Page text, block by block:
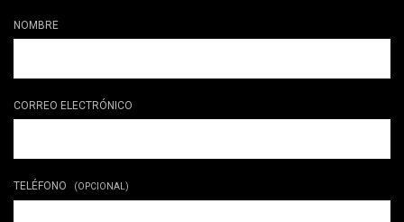
NOMBRE
CORREO ELECTRÓNICO
TELÉFONO (OPCIONAL)